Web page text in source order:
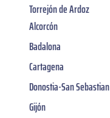
Torrejón de Ardoz
Alcorcón
Badalona
Cartagena
Donostia-San Sebastian
Gijón